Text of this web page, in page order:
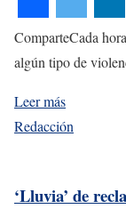
ComparteCada
algún tipo de
Leer más
Redacción
‘Lluvia’ de